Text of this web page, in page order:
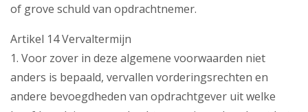
of grove schuld van opdrachtnemer.
Artikel 14 Vervaltermijn
1. Voor zover in deze algemene voorwaarden niet
anders is bepaald, vervallen vorderingsrechten en
andere bevoegdheden van opdrachtgever uit welke